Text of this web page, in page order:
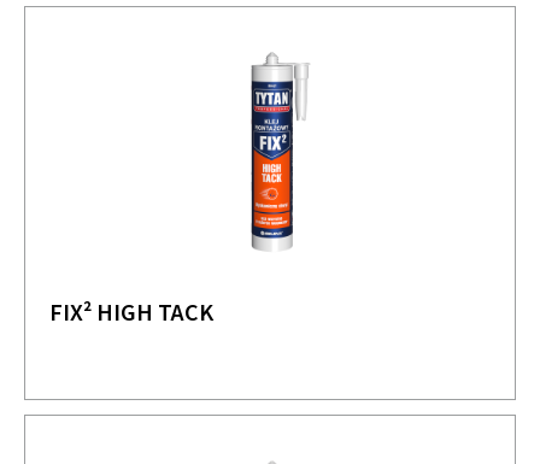
FIX² HIGH TACK